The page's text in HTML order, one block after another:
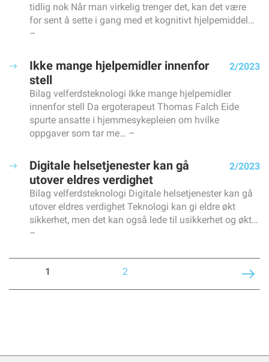
tidlig nok Når man virkelig trenger det, kan det være
for sent å sette i gang med et kognitivt hjelpemiddel…
Ikke mange hjelpemidler innenfor
stell
2/2023
Bilag velferdsteknologi Ikke mange hjelpemidler
innenfor stell Da ergoterapeut Thomas Falch Eide
spurte ansatte i hjemmesykepleien om hvilke
oppgaver som tar me…
Digitale helsetjenester kan gå
utover eldres verdighet
2/2023
Bilag velferdsteknologi Digitale helsetjenester kan gå
utover eldres verdighet Teknologi kan gi eldre økt
sikkerhet, men det kan også lede til usikkerhet og økt…
1 2